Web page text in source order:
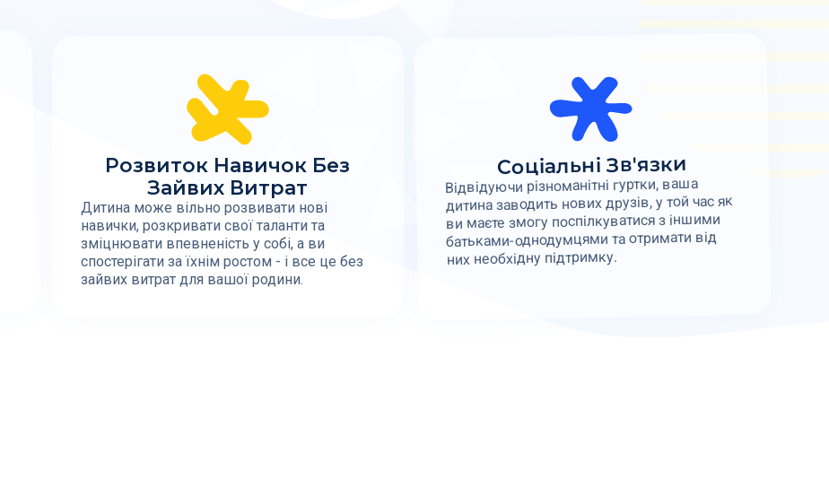
Розвиток Навичок Без
Зайвих Витрат
Дитина може вільно розвивати нові
навички, розкривати свої таланти та
зміцнювати впевненість у собі, а ви
спостерігати за їхнім ростом - і все це без
зайвих витрат для вашої родини.
Соціальні Зв'язки
Відвідуючи різноманітні гуртки, ваша
дитина заводить нових друзів, у той час як
ви маєте змогу поспілкуватися з іншими
батьками-однодумцями та отримати від
них необхідну підтримку.